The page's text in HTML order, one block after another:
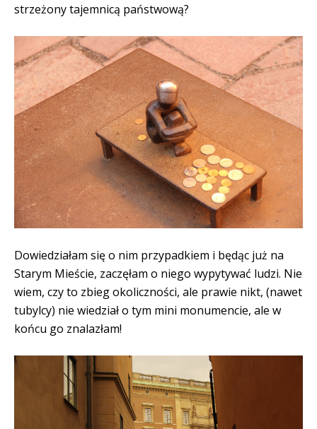
strzeżony tajemnicą państwową?
Dowiedziałam się o nim przypadkiem i będąc już na
Starym Mieście, zaczęłam o niego wypytywać ludzi. Nie
wiem, czy to zbieg okoliczności, ale prawie nikt, (nawet
tubylcy) nie wiedział o tym mini monumencie, ale w
końcu go znalazłam!